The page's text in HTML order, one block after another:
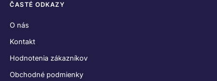
ČASTÉ ODKAZY
O nás
Kontakt
Hodnotenia zákazníkov
Obchodné podmienky